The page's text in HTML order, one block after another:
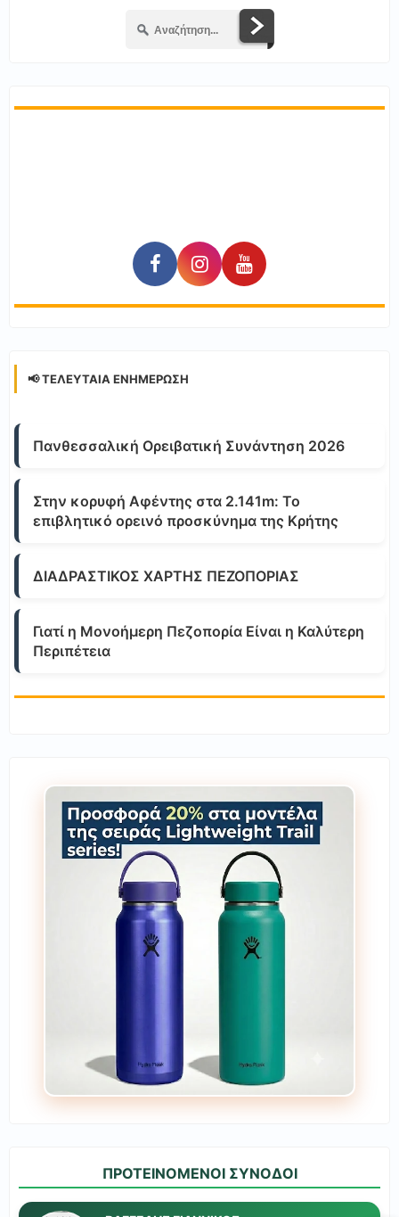
📢 ΤΕΛΕΥΤΑΊΑ ΕΝΗΜΈΡΩΣΗ
Πανθεσσαλική Ορειβατική Συνάντηση 2026
Στην κορυφή Αφέντης στα 2.141m: Το
επιβλητικό ορεινό προσκύνημα της Κρήτης
ΔΙΑΔΡΑΣΤΙΚΟΣ ΧΑΡΤΗΣ ΠΕΖΟΠΟΡΙΑΣ
Γιατί η Μονοήμερη Πεζοπορία Είναι η Καλύτερη
Περιπέτεια
ΠΡΟΤΕΙΝΟΜΕΝΟΙ ΣΥΝΟΔΟΙ